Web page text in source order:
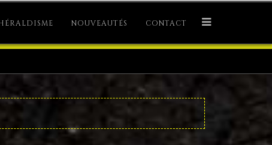
NOUVEAUTÉS CONTACT